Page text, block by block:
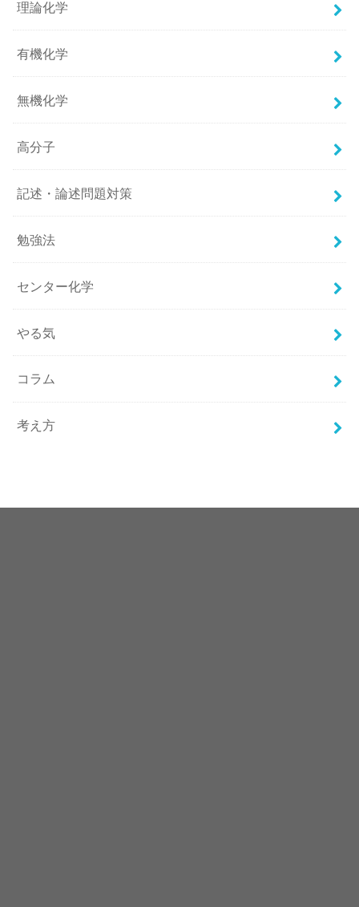
理論化学
有機化学
無機化学
高分子
記述・論述問題対策
勉強法
センター化学
やる気
コラム
考え方